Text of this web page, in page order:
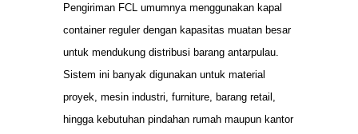
Pengiriman FCL umumnya menggunakan kapal
container reguler dengan kapasitas muatan besar
untuk mendukung distribusi barang antarpulau.
Sistem ini banyak digunakan untuk material
proyek, mesin industri, furniture, barang retail,
hingga kebutuhan pindahan rumah maupun kantor